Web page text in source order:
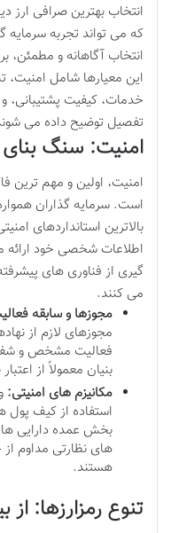
انتخاب بهترین صرافی ارز
که می تواند تجربه سرمایه
انتخاب آگاهانه و
این معیارها شامل امنیت،
خدمات، کیفیت پشتیبانی،
تفصیل توضیح داده می
امنیت: سنگ
امنیت، اولین و مهم ترین
است. سرمایه گذاران
بالاترین استانداردهای
اطلاعات شخصی خود ارائه
گیری از فناوری های
می کنند.
مجوزها و سابقه
مجوزهای لازم از
فعالیت مشخص و
بنیان معمولاً از
مکانیزم های امنیتی:
بخش عمده دارایی
های نظارتی مداوم
هستند.
تنوع رمزارزها: